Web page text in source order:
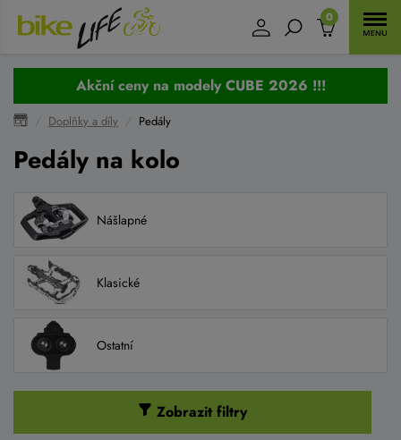
0
Akční ceny na modely CUBE 2026 !!!
Doplňky a díly Pedály
Pedály na kolo
Nášlapné
Klasické
Ostatní
Zobrazit filtry